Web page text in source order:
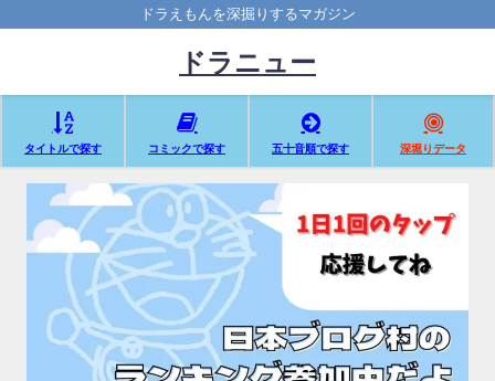
ドラえもんを深掘りするマガジン
ドラニュー
タイトルで探す コミックで探す 五十音順で探す 深堀りデータ